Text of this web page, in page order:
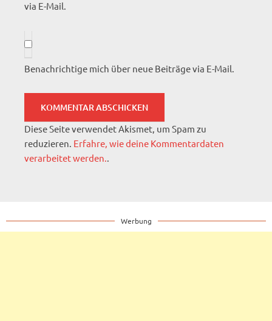
via E-Mail.
Benachrichtige mich über neue Beiträge via E-Mail.
Diese Seite verwendet Akismet, um Spam zu
reduzieren. Erfahre, wie deine Kommentardaten
verarbeitet werden..
Werbung